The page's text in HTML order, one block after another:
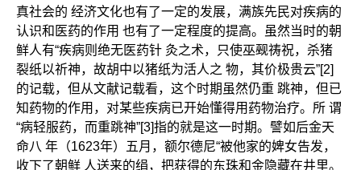
真社会的 经济文化也有了一定的发展，满族先民对疾病的
认识和医药的作用 也有了一定程度的提高。虽然当时的朝
鲜人有“疾病则绝无医药针 灸之术，只使巫觋祷祝，杀猪
裂纸以祈神，故胡中以猪纸为活人之 物，其价极贵云”[2]
的记载，但从文献记载看，这个时期虽然仍重 跳神，但已
知药物的作用，对某些疾病已开始懂得用药物治疗。所 谓
“病轻服药，而重跳神”[3]指的就是这一时期。譬如后金天
命八 年（1623年）五月，额尔德尼“被他家的婢女告发，
收下了朝鲜 人送来的绢，把获得的东珠和金隐藏在井里。